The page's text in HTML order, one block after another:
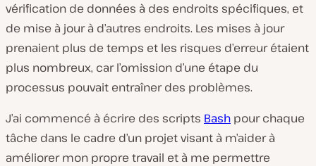
vérification de données à des endroits spécifiques, et
de mise à jour à d’autres endroits. Les mises à jour
prenaient plus de temps et les risques d’erreur étaient
plus nombreux, car l’omission d’une étape du
processus pouvait entraîner des problèmes.
J’ai commencé à écrire des scripts Bash pour chaque
tâche dans le cadre d’un projet visant à m’aider à
améliorer mon propre travail et à me permettre